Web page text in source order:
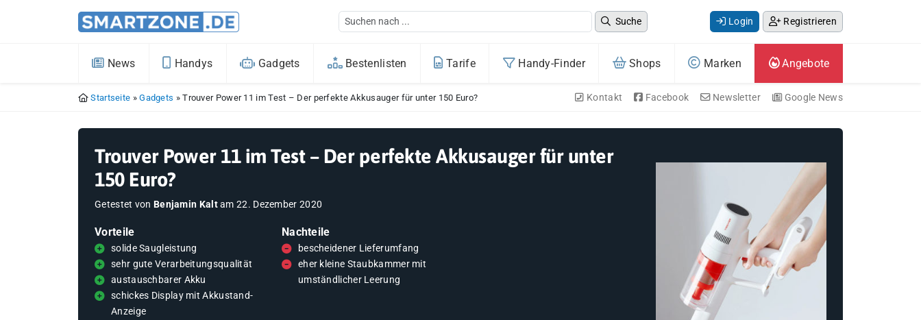
Suche Login Registrieren
News Handys Gadgets Bestenlisten Tarife Handy-Finder Shops Marken Angebote
Startseite »Gadgets »Trouver Power 11 im Test – Der perfekte Akkusauger für unter 150 Euro? Kontakt Facebook Newsletter Google News
Trouver Power 11 im Test – Der perfekte Akkusauger für unter
150 Euro?
Getestet von Benjamin Kaltam22. Dezember 2020
Vorteile
solide Saugleistung
sehr gute Verarbeitungsqualität
austauschbarer Akku
schickes Display mit Akkustand-
Anzeige
Nachteile
bescheidener Lieferumfang
eher kleine Staubkammer mit
umständlicher Leerung